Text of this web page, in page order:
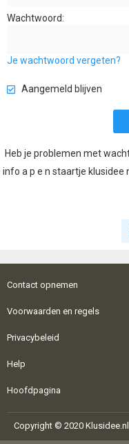
Wachtwoord
Je wachtwoord vergeten?
Aangemeld blijven
Heb je problemen met
info a p e n staartje klusidee
Contact opnemen
Voorwaarden en regels
Privacybeleid
Help
Hoofdpagina
Copyright © 2020 Klusidee.nl